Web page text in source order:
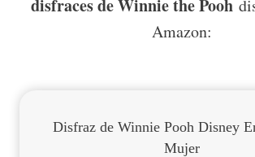
disfraces de Winnie the Pooh
Amazon:
Disfraz de Winnie Pooh Disney
Mujer